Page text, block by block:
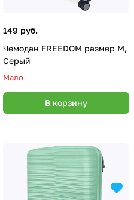
149 руб.
Чемодан FREEDOM размер M,
Серый
Мало
В корзину